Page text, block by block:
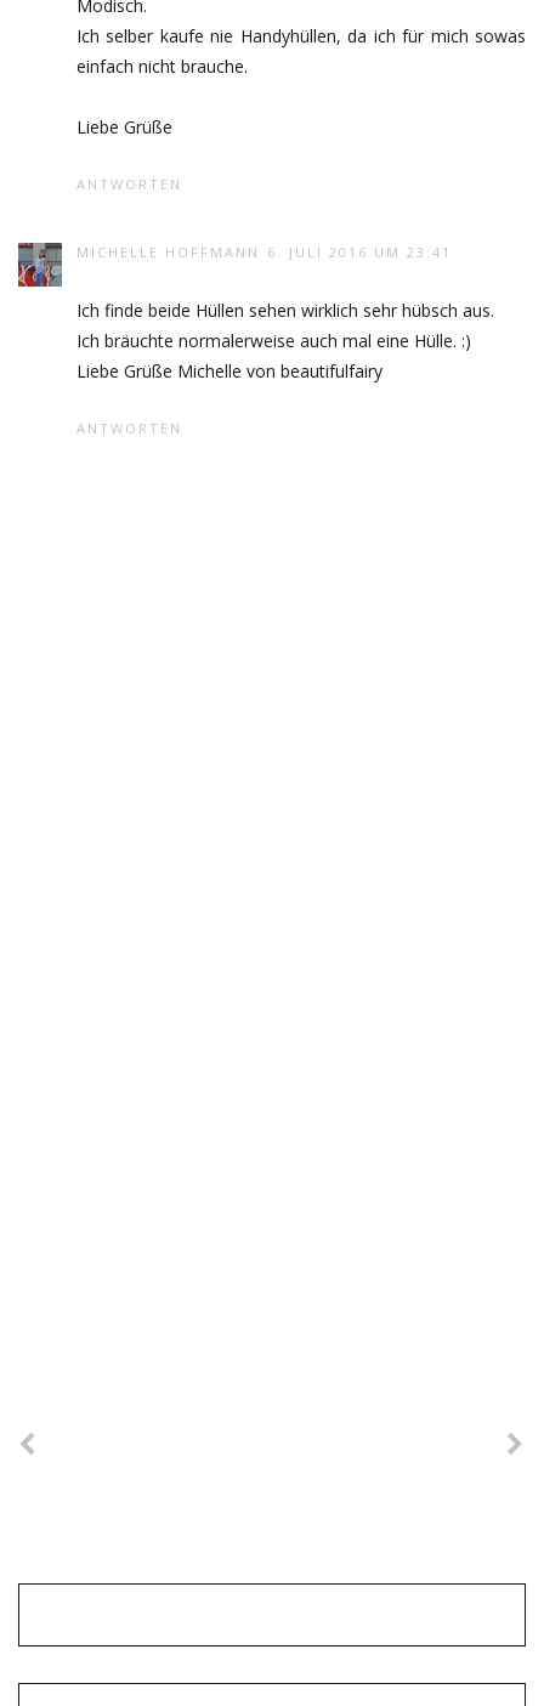
Modisch.
Ich selber kaufe nie Handyhüllen, da ich für mich sowas
einfach nicht brauche.
Liebe Grüße
ANTWORTEN
MICHELLE HOFFMANN 6. JULI 2016 UM 23:41
Ich finde beide Hüllen sehen wirklich sehr hübsch aus.
Ich bräuchte normalerweise auch mal eine Hülle. :)
Liebe Grüße Michelle von beautifulfairy
ANTWORTEN